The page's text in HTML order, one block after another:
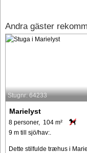
Andra gäster
Stugnr: 64233
Marielyst
8 personer, 104 m²
9 m till sjö/hav:.
Dette stilfulde træhus i